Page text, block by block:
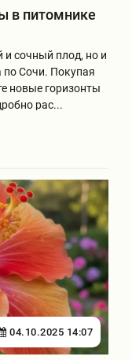
в питомнике
и сочный плод, но и
по Сочи. Покупая
новые горизонты
рас...
04.10.2025 14:07